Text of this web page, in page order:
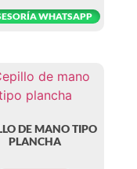
WHATSAPP
DE MANO TIPO
PLANCHA